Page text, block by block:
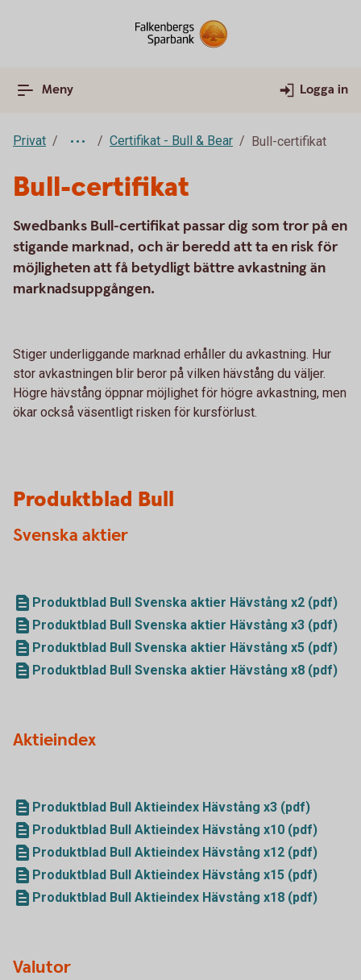
Meny Logga in
Privat Certifikat - Bull & Bear Bull-certifikat
Bull-certifikat
Swedbanks Bull-certifikat passar dig som tror på en
stigande marknad, och är beredd att ta en risk för
möjligheten att få betydligt bättre avkastning än
marknadsuppgången.
Stiger underliggande marknad erhåller du avkastning. Hur
stor avkastningen blir beror på vilken hävstång du väljer.
Högre hävstång öppnar möjlighet för högre avkastning, men
ökar också väsentligt risken för kursförlust.
Produktblad Bull
Svenska aktier
Produktblad Bull Svenska aktier Hävstång x2 (pdf)
Produktblad Bull Svenska aktier Hävstång x3 (pdf)
Produktblad Bull Svenska aktier Hävstång x5 (pdf)
Produktblad Bull Svenska aktier Hävstång x8 (pdf)
Aktieindex
Produktblad Bull Aktieindex Hävstång x3 (pdf)
Produktblad Bull Aktieindex Hävstång x10 (pdf)
Produktblad Bull Aktieindex Hävstång x12 (pdf)
Produktblad Bull Aktieindex Hävstång x15 (pdf)
Produktblad Bull Aktieindex Hävstång x18 (pdf)
Valutor